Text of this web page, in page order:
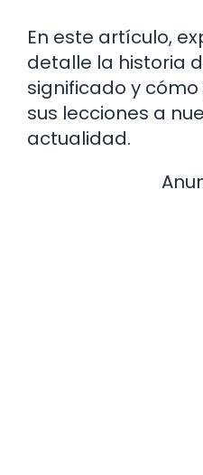
En este artículo,
detalle la historia
significado y
sus lecciones a
actualidad.